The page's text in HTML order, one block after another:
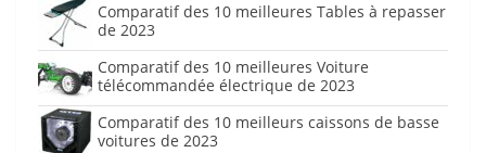
Comparatif des 10 meilleures Tables à repasser
de 2023
Comparatif des 10 meilleures Voiture
télécommandée électrique de 2023
Comparatif des 10 meilleurs caissons de basse
voitures de 2023